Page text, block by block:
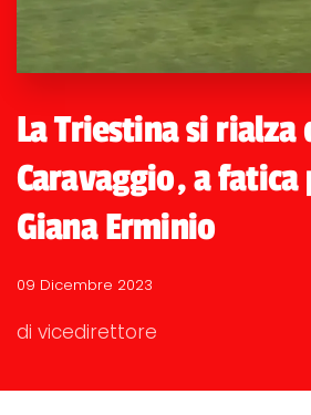
La Triestina si rialza
Caravaggio, a fatica
Giana Erminio
09 Dicembre 2023
di vicedirettore